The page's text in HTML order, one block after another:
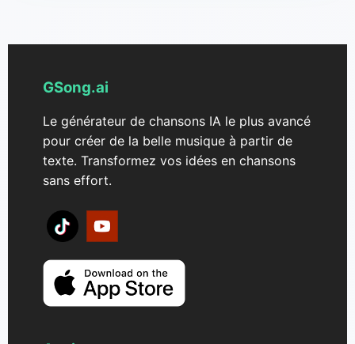
GSong.ai
Le générateur de chansons IA le plus avancé
pour créer de la belle musique à partir de
texte. Transformez vos idées en chansons
sans effort.